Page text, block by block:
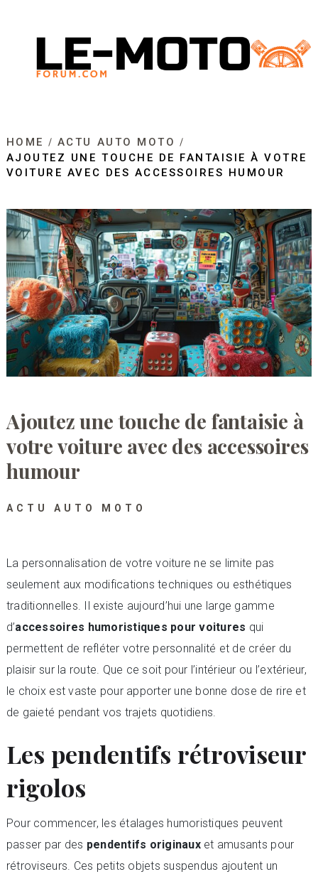
HOME
ACTU AUTO MOTO
AJOUTEZ UNE TOUCHE DE FANTAISIE À VOTRE
VOITURE AVEC DES ACCESSOIRES HUMOUR
Ajoutez une touche de fantaisie à
votre voiture avec des accessoires
humour
ACTU AUTO MOTO
La personnalisation de votre voiture ne se limite pas
seulement aux modifications techniques ou esthétiques
traditionnelles. Il existe aujourd’hui une large gamme
d’accessoires humoristiques pour voitures qui
permettent de refléter votre personnalité et de créer du
plaisir sur la route. Que ce soit pour l’intérieur ou l’extérieur,
le choix est vaste pour apporter une bonne dose de rire et
de gaieté pendant vos trajets quotidiens.
Les pendentifs rétroviseur
rigolos
Pour commencer, les étalages humoristiques peuvent
passer par des pendentifs originauxet amusants pour
rétroviseurs. Ces petits objets suspendus ajoutent un